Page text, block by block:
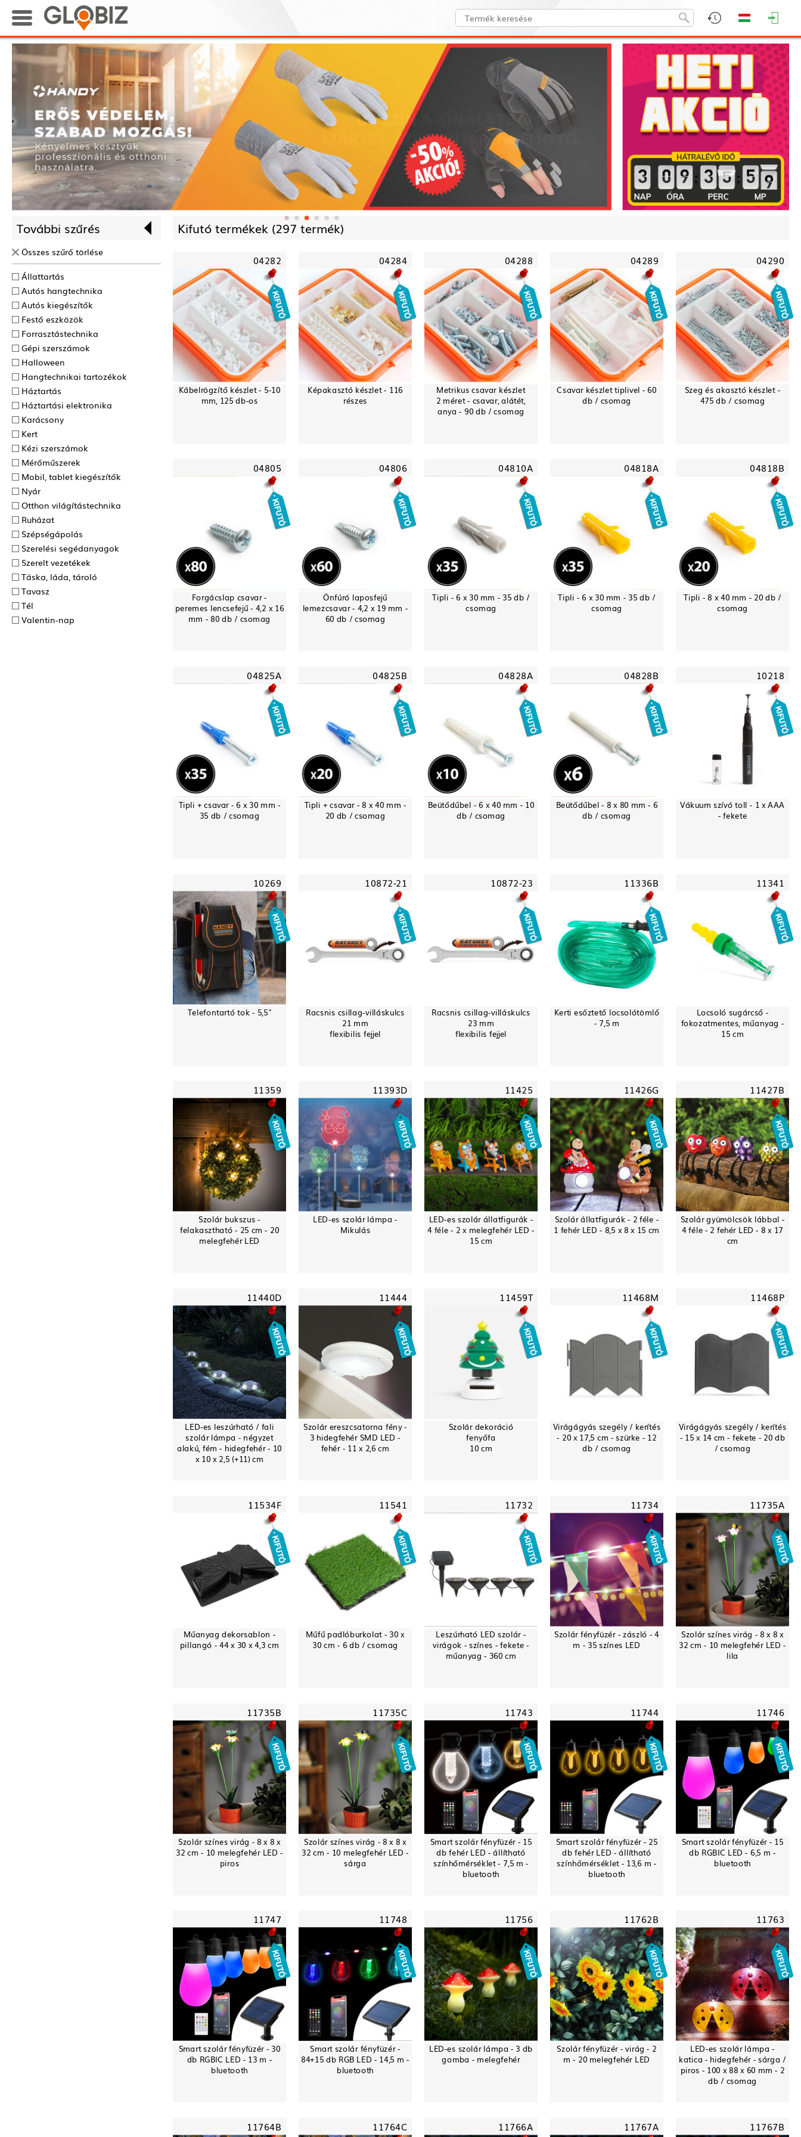
: :
További szűrés
Összes szűrő törlése
Állattartás
Autós hangtechnika
Autós kiegészítők
Festő eszközök
Forrasztás­technika
Gépi szerszámok
Halloween
Hangtechnikai tartozékok
Háztartás
Háztartási elektronika
Karácsony
Kert
Kézi szerszámok
Mérőműszerek
Mobil, tablet kiegészítők
Nyár
Otthon világítástechnika
Ruházat
Szépségápolás
Szerelési segédanyagok
Szerelt vezetékek
Táska, láda, tároló
Tavasz
Tél
Valentin-nap
Kifutó termékek (297 termék)
04282
Kábelrögzítő készlet - 5-10
mm, 125 db-os
04284
Képakasztó készlet - 116
részes
04288
Metrikus csavar készlet
2 méret - csavar, alátét,
anya - 90 db / csomag
04289
Csavar készlet tiplivel - 60
db / csomag
04290
Szeg és akasztó készlet -
475 db / csomag
04805
Forgácslap csavar -
peremes lencsefejű - 4,2 x 16
mm - 80 db / csomag
04806
Önfúró laposfejű
lemezcsavar - 4,2 x 19 mm -
60 db / csomag
04810A
Tipli - 6 x 30 mm - 35 db /
csomag
04818A
Tipli - 6 x 30 mm - 35 db /
csomag
04818B
Tipli - 8 x 40 mm - 20 db /
csomag
04825A
Tipli + csavar - 6 x 30 mm -
35 db / csomag
04825B
Tipli + csavar - 8 x 40 mm -
20 db / csomag
04828A
Beütődűbel - 6 x 40 mm - 10
db / csomag
04828B
Beütődűbel - 8 x 80 mm - 6
db / csomag
10218
Vákuum szívó toll - 1 x AAA
- fekete
10269
Telefontartó tok - 5,5"
10872-21
Racsnis csillag-villáskulcs
21 mm
flexibilis fejjel
10872-23
Racsnis csillag-villáskulcs
23 mm
flexibilis fejjel
11336B
Kerti esőztető locsolótömlő
- 7,5 m
11341
Locsoló sugárcső -
fokozatmentes, műanyag -
15 cm
11359
Szolár bukszus -
felakasztható - 25 cm - 20
melegfehér LED
11393D
LED-es szolár lámpa -
Mikulás
11425
LED-es szolár állatfigurák -
4 féle - 2 x melegfehér LED -
15 cm
11426G
Szolár állatfigurák - 2 féle -
1 fehér LED - 8,5 x 8 x 15 cm
11427B
Szolár gyümölcsök lábbal -
4 féle - 2 fehér LED - 8 x 17
cm
11440D
LED-es leszúrható / fali
szolár lámpa - négyzet
alakú, fém - hidegfehér - 10
x 10 x 2,5 (+11) cm
11444
Szolár ereszcsatorna fény -
3 hidegfehér SMD LED -
fehér - 11 x 2,6 cm
11459T
Szolár dekoráció
fenyőfa
10 cm
11468M
Virágágyás szegély / kerítés
- 20 x 17,5 cm - szürke - 12
db / csomag
11468P
Virágágyás szegély / kerítés
- 15 x 14 cm - fekete - 20 db
/ csomag
11534F
Műanyag dekorsablon -
pillangó - 44 x 30 x 4,3 cm
11541
Műfű padlóburkolat - 30 x
30 cm - 6 db / csomag
11732
Leszúrható LED szolár -
virágok - színes - fekete -
műanyag - 360 cm
11734
Szolár fényfüzér - zászló - 4
m - 35 színes LED
11735A
Szolár színes virág - 8 x 8 x
32 cm - 10 melegfehér LED -
lila
11735B
Szolár színes virág - 8 x 8 x
32 cm - 10 melegfehér LED -
piros
11735C
Szolár színes virág - 8 x 8 x
32 cm - 10 melegfehér LED -
sárga
11743
Smart szolár fényfüzér - 15
db fehér LED - állítható
színhőmérséklet - 7,5 m -
bluetooth
11744
Smart szolár fényfüzér - 25
db fehér LED - állítható
színhőmérséklet - 13,6 m -
bluetooth
11746
Smart szolár fényfüzér - 15
db RGBIC LED - 6,5 m -
bluetooth
11747
Smart szolár fényfüzér - 30
db RGBIC LED - 13 m -
bluetooth
11748
Smart szolár fényfüzér -
84+15 db RGB LED - 14,5 m -
bluetooth
11756
LED-es szolár lámpa - 3 db
gomba - melegfehér
11762B
Szolár fényfüzér - virág - 2
m - 20 melegfehér LED
11763
LED-es szolár lámpa -
katica - hidegfehér - sárga /
piros - 100 x 88 x 60 mm - 2
db / csomag
11764B 11764C 11766A 11767A 11767B